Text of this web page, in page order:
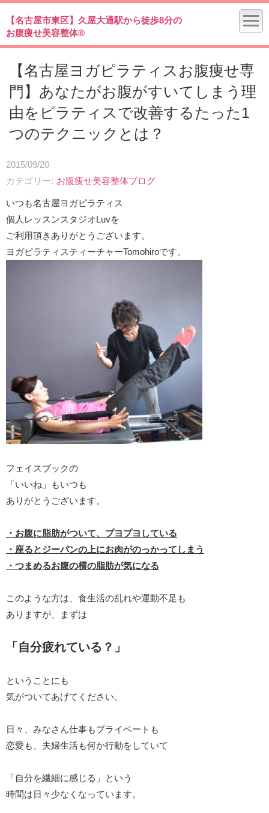
【名古屋市東区】久屋大通駅から徒歩8分の
お腹痩せ美容整体®
【名古屋ヨガピラティスお腹痩せ専
門】あなたがお腹がすいてしまう理
由をピラティスで改善するたった1
つのテクニックとは？
2015/09/20
カテゴリー
お腹痩せ美容整体ブログ
いつも名古屋ヨガピラティス
個人レッスンスタジオLuvを
ご利用頂きありがとうございます。
ヨガピラティスティーチャーTomohiroです。
フェイスブックの
「いいね」もいつも
ありがとうございます。
・お腹に脂肪がついて、プヨプヨしている
・座るとジーパンの上にお肉がのっかってしまう
・つまめるお腹の横の脂肪が気になる
このような方は、食生活の乱れや運動不足も
ありますが、まずは
「自分疲れている？」
ということにも
気がついてあげてください。
日々、みなさん仕事もプライベートも
恋愛も、夫婦生活も何か行動をしていて
「自分を繊細に感じる」という
時間は日々少なくなっています。